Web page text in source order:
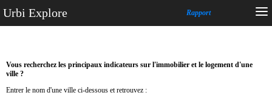
Urbi Explore Rapport
Vous recherchez les principaux indicateurs sur l'immobilier et le logement d'une
ville ?
Entrer le nom d'une ville ci-dessous et retrouvez :